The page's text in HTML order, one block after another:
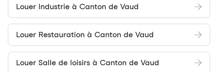
Louer Industrie à Canton de Vaud
Louer Restauration à Canton de Vaud
Louer Salle de loisirs à Canton de Vaud